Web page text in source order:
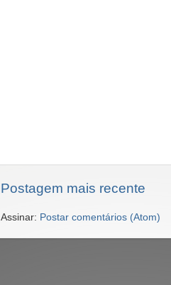
Postagem mais recente
Assinar: Postar comentários (Atom)